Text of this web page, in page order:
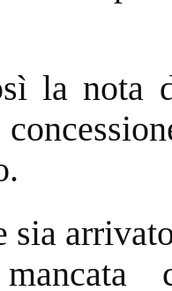
la nota
sia